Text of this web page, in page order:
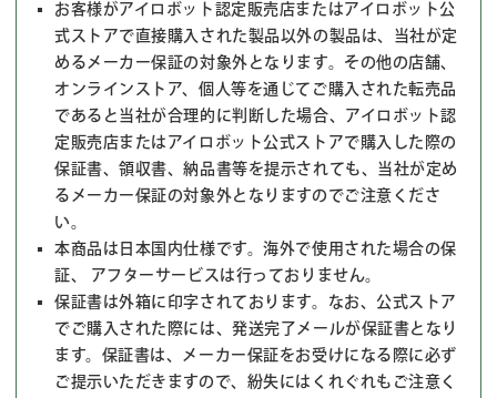
お客様がアイロボット認定販売店またはアイロボット公
式ストアで直接購入された製品以外の製品は、当社が定
めるメーカー保証の対象外となります。その他の店舗、
オンラインストア、個人等を通じてご購入された転売品
であると当社が合理的に判断した場合、アイロボット認
定販売店またはアイロボット公式ストアで購入した際の
保証書、領収書、納品書等を提示されても、当社が定め
るメーカー保証の対象外となりますのでご注意くださ
い。
本商品は日本国内仕様です。海外で使用された場合の保
証、 アフターサービスは行っておりません。
保証書は外箱に印字されております。なお、公式ストア
でご購入された際には、発送完了メールが保証書となり
ます。保証書は、メーカー保証をお受けになる際に必ず
ご提示いただきますので、紛失にはくれぐれもご注意く